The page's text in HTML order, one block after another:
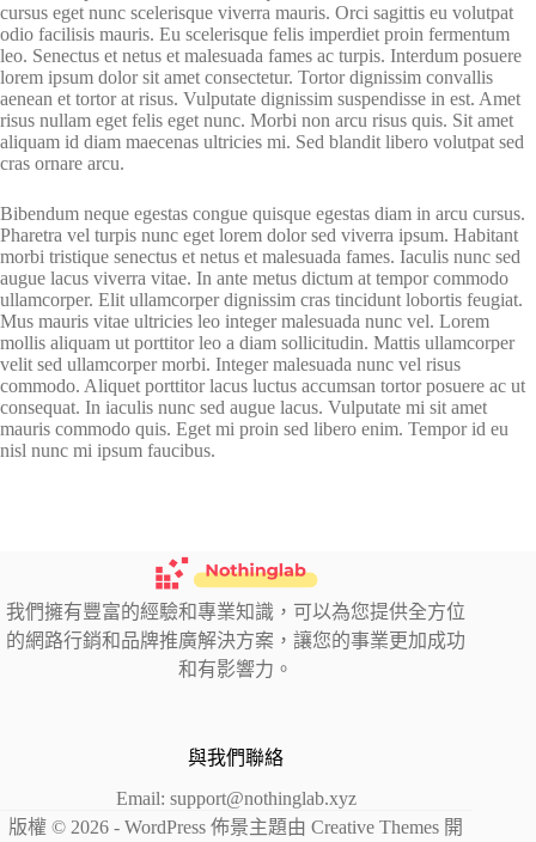
cursus eget nunc scelerisque viverra mauris. Orci sagittis eu volutpat
odio facilisis mauris. Eu scelerisque felis imperdiet proin fermentum
leo. Senectus et netus et malesuada fames ac turpis. Interdum posuere
lorem ipsum dolor sit amet consectetur. Tortor dignissim convallis
aenean et tortor at risus. Vulputate dignissim suspendisse in est. Amet
risus nullam eget felis eget nunc. Morbi non arcu risus quis. Sit amet
aliquam id diam maecenas ultricies mi. Sed blandit libero volutpat sed
cras ornare arcu.
Bibendum neque egestas congue quisque egestas diam in arcu cursus.
Pharetra vel turpis nunc eget lorem dolor sed viverra ipsum. Habitant
morbi tristique senectus et netus et malesuada fames. Iaculis nunc sed
augue lacus viverra vitae. In ante metus dictum at tempor commodo
ullamcorper. Elit ullamcorper dignissim cras tincidunt lobortis feugiat.
Mus mauris vitae ultricies leo integer malesuada nunc vel. Lorem
mollis aliquam ut porttitor leo a diam sollicitudin. Mattis ullamcorper
velit sed ullamcorper morbi. Integer malesuada nunc vel risus
commodo. Aliquet porttitor lacus luctus accumsan tortor posuere ac ut
consequat. In iaculis nunc sed augue lacus. Vulputate mi sit amet
mauris commodo quis. Eget mi proin sed libero enim. Tempor id eu
nisl nunc mi ipsum faucibus.
我們擁有豐富的經驗和專業知識，可以為您提供全方位
的網路行銷和品牌推廣解決方案，讓您的事業更加成功
和有影響力。
與我們聯絡
Email: support@nothinglab.xyz
版權 © 2026 - WordPress 佈景主題由Creative Themes 開